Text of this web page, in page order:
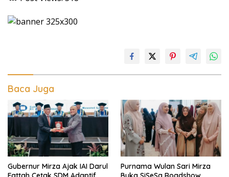
Baca Juga
Gubernur Mirza Ajak IAI Darul
Purnama Wulan Sari Mirza